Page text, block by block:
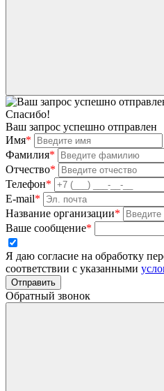
Спасибо!
Ваш запрос успешно отправлен
Имя*
Фамилия*
Отчество*
Телефон*
E-mail*
Название организации*
Ваше сообщение*
Я даю согласие на обработку
соответствии с указанными
Отправить
Обратный звонок